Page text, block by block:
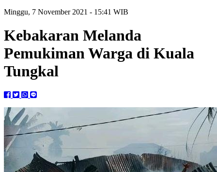
Minggu, 7 November 2021 - 15:41 WIB
Kebakaran Melanda
Pemukiman Warga di Kuala
Tungkal